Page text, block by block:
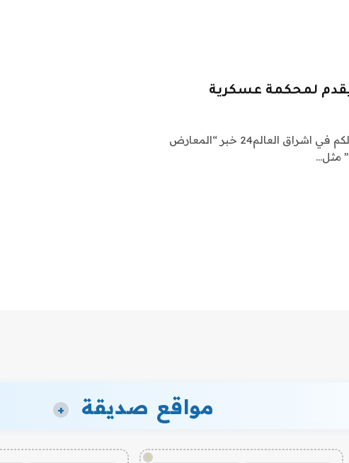
لمحكمة عسكرية
اشراق العالم 24 متابعات عالمية عاجلة: نقدم لكم في اشراق العالم24 خبر “المعارض
مثل…
مواقع صديقة +
!